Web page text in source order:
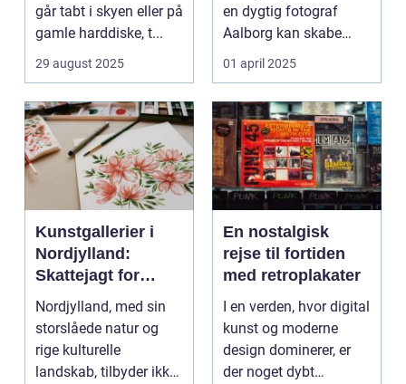
går tabt i skyen eller på
gamle harddiske, t...
29 august 2025
en dygtig fotograf
Aalborg kan skabe
minder, d...
01 april 2025
Kunstgallerier i
Nordjylland:
Skattejagt for
kunstentusiaster
Nordjylland, med sin
storslåede natur og
rige kulturelle
landskab, tilbyder ikke
En nostalgisk
rejse til fortiden
med retroplakater
I en verden, hvor digital
kunst og moderne
design dominerer, er
der noget dybt